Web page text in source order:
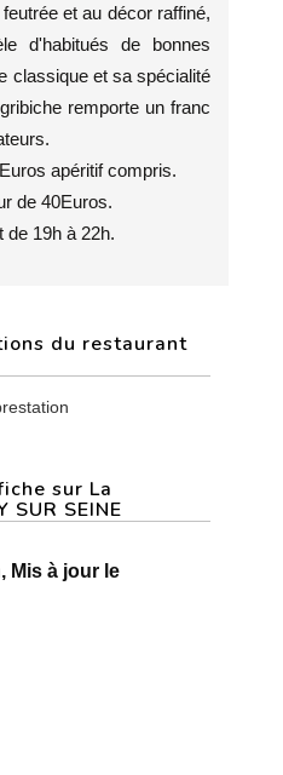
et au décor raffiné,
d'habitués de bonnes
classique et sa spécialité
remporte un franc
apéritif compris.
de 40Euros.
de 19h à 22h.
du restaurant
sur La
SUR SEINE
Mis à jour le